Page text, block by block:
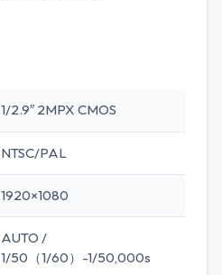
1/2.9″ 2MPX CMOS
NTSC/PAL
1920×1080
AUTO /
1/50（1/60）-1/50,000s